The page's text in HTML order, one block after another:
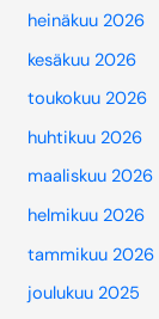
heinäkuu 2026
kesäkuu 2026
toukokuu 2026
huhtikuu 2026
maaliskuu 2026
helmikuu 2026
tammikuu 2026
joulukuu 2025